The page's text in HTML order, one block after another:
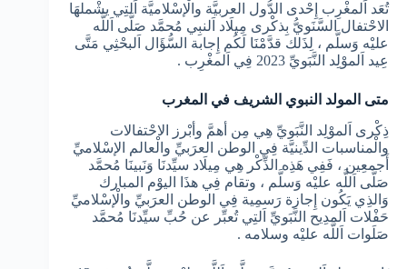
تُعَد اَلمغْرِب إِحْدى الدُّول العربيَّة والْإسْلاميَّة اَلتِي يشْملهَا
الاحْتفال السَّنَويُّ بِذكْرى مِيلَاد اَلنبِي مُحمَّد صَلَّى اَللَّه
عليْه وَسلَّم ، لِذَلك قدَّمْنَا لَكُم إِجابة السُّؤَال اَلبحْثِي مَتَّى
عِيد اَلموْلِد النَّبَويِّ 2023 فِي اَلمغْرِب .
متى المولد النبوي الشريف في المغرب
ذِكْرى اَلموْلِد النَّبَويِّ هِي مِن أهمَّ وأبْرز الاحْتفالات
والْمناسبات الدِّينيَّة فِي الوطن العرَبيِّ والْعالم الإسْلاميِّ
أَجمعِين ، فَفِي هَذِه الذِّكْر هِي مِيلَاد سيِّدنَا وَنَبينَا مُحمَّد
صَلَّى اَللَّه عليْه وَسلَّم ، وتقام فِي هذَا اليوْم المبارك
وَالذِي يَكُون إِجازة رَسمِية فِي الوطن العرَبيِّ والْإسْلاميِّ
حَفْلات اَلمدِيح النَّبَويِّ اَلتِي تُعبِّر عن حُبِّ سيِّدنَا مُحمَّد
صَلَوات اَللَّه عليْه وسلامه .